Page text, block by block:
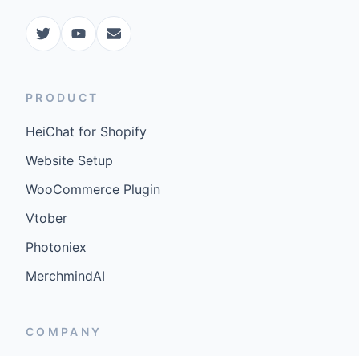
PRODUCT
HeiChat for Shopify
Website Setup
WooCommerce Plugin
Vtober
Photoniex
MerchmindAI
COMPANY